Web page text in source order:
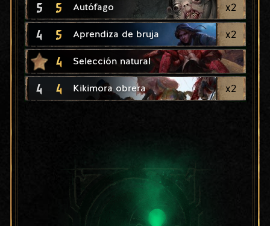
5 5 Autófago x2
4 5 Aprendiza de bruja x2
4 Selección natural
4 4 Kikimora obrera x2